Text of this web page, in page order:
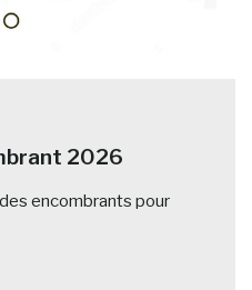
2026
encombrants pour